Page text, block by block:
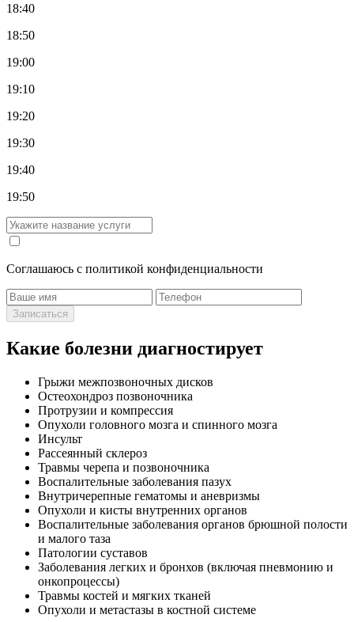
18:40
18:50
19:00
19:10
19:20
19:30
19:40
19:50
Cоглашаюсь с политикой конфиденциальности
Записаться
Какие болезни диагностирует
Грыжи межпозвоночных дисков
Остеохондроз позвоночника
Протрузии и компрессия
Опухоли головного мозга и спинного мозга
Инсульт
Рассеянный склероз
Травмы черепа и позвоночника
Воспалительные заболевания пазух
Внутричерепные гематомы и аневризмы
Опухоли и кисты внутренних органов
Воспалительные заболевания органов брюшной полости
и малого таза
Патологии суставов
Заболевания легких и бронхов (включая пневмонию и
онкопроцессы)
Травмы костей и мягких тканей
Опухоли и метастазы в костной системе